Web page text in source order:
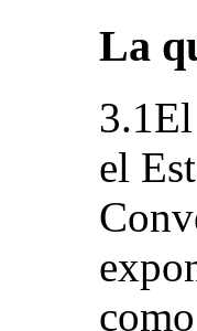
La
el